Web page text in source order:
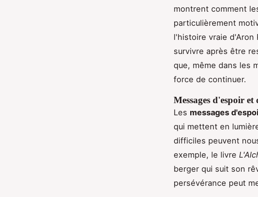
montrent comment
particulièrement
l'histoire vraie d'Aron
survivre après être
que, même dans les
force de continuer.
Messages d'espoir et
Les messages
qui mettent en
difficiles peuvent
exemple, le livre
berger qui suit son
persévérance peut